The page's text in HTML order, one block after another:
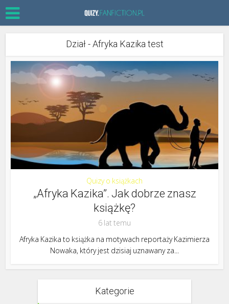
Dział - Afryka Kazika test
Quizy o książkach
„Afryka Kazika”. Jak dobrze znasz
książkę?
6 lat temu
Afryka Kazika to książka na motywach reportaży Kazimierza
Nowaka, który jest dzisiaj uznawany za...
Kategorie